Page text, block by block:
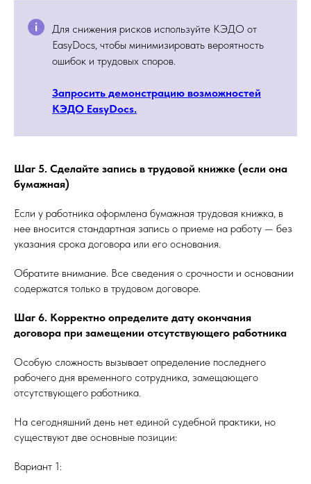
Для снижения рисков используйте КЭДО от
EasyDocs, чтобы минимизировать вероятность
ошибок и трудовых споров.
Запросить демонстрацию возможностей
КЭДО EasyDocs.
Шаг 5. Сделайте запись в трудовой книжке (если она
бумажная)
Если у работника оформлена бумажная трудовая книжка, в
нее вносится стандартная запись о приеме на работу — без
указания срока договора или его основания.
Обратите внимание. Все сведения о срочности и основании
содержатся только в трудовом договоре.
Шаг 6. Корректно определите дату окончания
договора при замещении отсутствующего работника
Особую сложность вызывает определение последнего
рабочего дня временного сотрудника, замещающего
отсутствующего работника.
На сегодняшний день нет единой судебной практики, но
существуют две основные позиции:
Вариант 1: